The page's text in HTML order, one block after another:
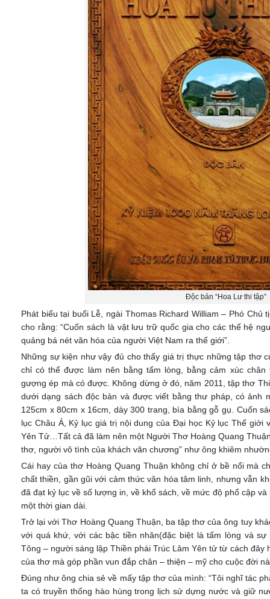
Độc bản “Hoa Lư thi tập”
Phát biểu tại buổi Lễ, ngài Thomas Richard William – Phó
cho rằng: “Cuốn sách là vật lưu trữ quốc gia cho các thế hệ
quảng bá nét văn hóa của người Việt Nam ra thế giới”.
Những sự kiện như vậy đủ cho thấy giá trị thực những tập thơ
chỉ có thể được làm nên bằng tấm lòng, bằng cảm xúc
gượng ép mà có được. Không dừng ở đó, năm 2011, tập thơ
dưới dạng sách độc bản và được viết bằng thư pháp, có ảnh
125cm x 80cm x 16cm, dày 300 trang, bìa bằng gỗ gụ. Cuốn
lục Châu Á, Kỷ lục giá trị nội dung của Đại học Kỷ lục Thế giới
Yên Tử…Tất cả đã làm nên một Người Thơ Hoàng Quang
thơ, người vô tình của khách văn chương” như ông khiêm
Cái hay của thơ Hoàng Quang Thuận không chỉ ở bề nổi mà
chất thiền, gần gũi với cảm thức văn hóa tâm linh, nhưng vẫn
đã đạt kỷ lục về số lượng in, về khổ sách, về mức độ phổ cập
một thời gian dài.
Trở lại với Thơ Hoàng Quang Thuận, ba tập thơ của ông tuy
với quá khứ, với các bậc tiền nhân(đặc biệt là tấm lòng và
Tông – người sáng lập Thiền phái Trúc Lâm Yên tử từ cách
của thơ mà góp phần vun đắp chân – thiện – mỹ cho cuộc đời
Đúng như ông chia sẻ về mấy tập thơ của mình: “Tôi nghĩ tác
ta có truyền thống hào hùng trong lịch sử dựng nước và giữ